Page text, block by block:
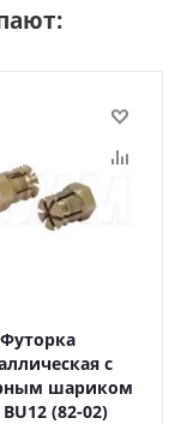
Футорка
с
шариком
(82-02)